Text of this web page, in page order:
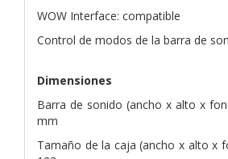
WOW Interface: compatible
Control de modos de la barra de
Dimensiones
Barra de sonido (ancho x alto x
mm
Tamaño de la caja (ancho x alto x